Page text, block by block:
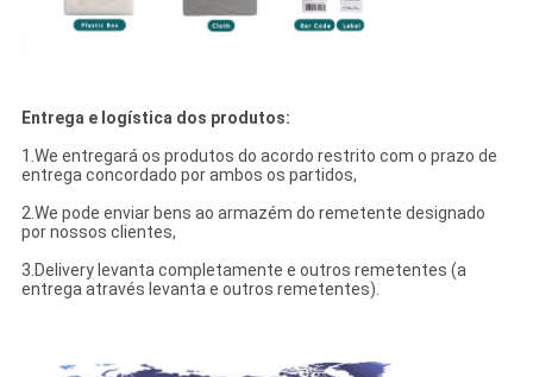
Entrega e logística dos produtos:
1.We entregará os produtos do acordo restrito com o prazo de
entrega concordado por ambos os partidos,
2.We pode enviar bens ao armazém do remetente designado
por nossos clientes,
3.Delivery levanta completamente e outros remetentes (a
entrega através levanta e outros remetentes).